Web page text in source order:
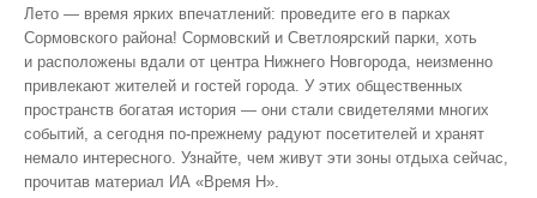
Лето — время ярких впечатлений: проведите его в парках
Сормовского района! Сормовский и Светлоярский парки, хоть
и расположены вдали от центра Нижнего Новгорода, неизменно
привлекают жителей и гостей города. У этих общественных
пространств богатая история — они стали свидетелями многих
событий, а сегодня по‑прежнему радуют посетителей и хранят
немало интересного. Узнайте, чем живут эти зоны отдыха сейчас,
прочитав материал ИА «Время Н».